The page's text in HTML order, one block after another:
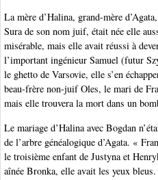
La mère d’Halina, grand-mère
Sura de son nom juif, était née elle
misérable, mais elle avait réussi à
l’important ingénieur Samuel (futur
le ghetto de Varsovie, elle s’en
beau-frère non-juif Oles, le mari de
mais elle trouvera la mort dans un
Le mariage d’Halina avec Bogdan
de l’arbre généalogique d’Agata. «
le troisième enfant de Justyna et
aînée Bronka, elle avait les yeux